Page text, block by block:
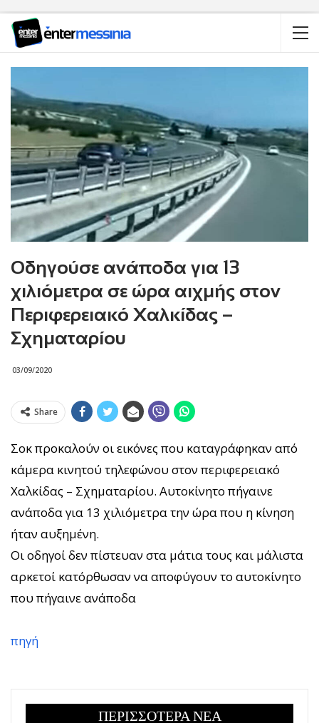
Οδηγούσε ανάποδα για 13
χιλιόμετρα σε ώρα αιχμής στον
Περιφερειακό Χαλκίδας –
Σχηματαρίου
03/09/2020
Share
Σοκ προκαλούν οι εικόνες που καταγράφηκαν από
κάμερα κινητού τηλεφώνου στον περιφερειακό
Χαλκίδας – Σχηματαρίου. Αυτοκίνητο πήγαινε
ανάποδα για 13 χιλιόμετρα την ώρα που η κίνηση
ήταν αυξημένη.
Οι οδηγοί δεν πίστευαν στα μάτια τους και μάλιστα
αρκετοί κατόρθωσαν να αποφύγουν το αυτοκίνητο
που πήγαινε ανάποδα
πηγή
ΠΕΡΙΣΣΟΤΕΡΑ ΝΕΑ